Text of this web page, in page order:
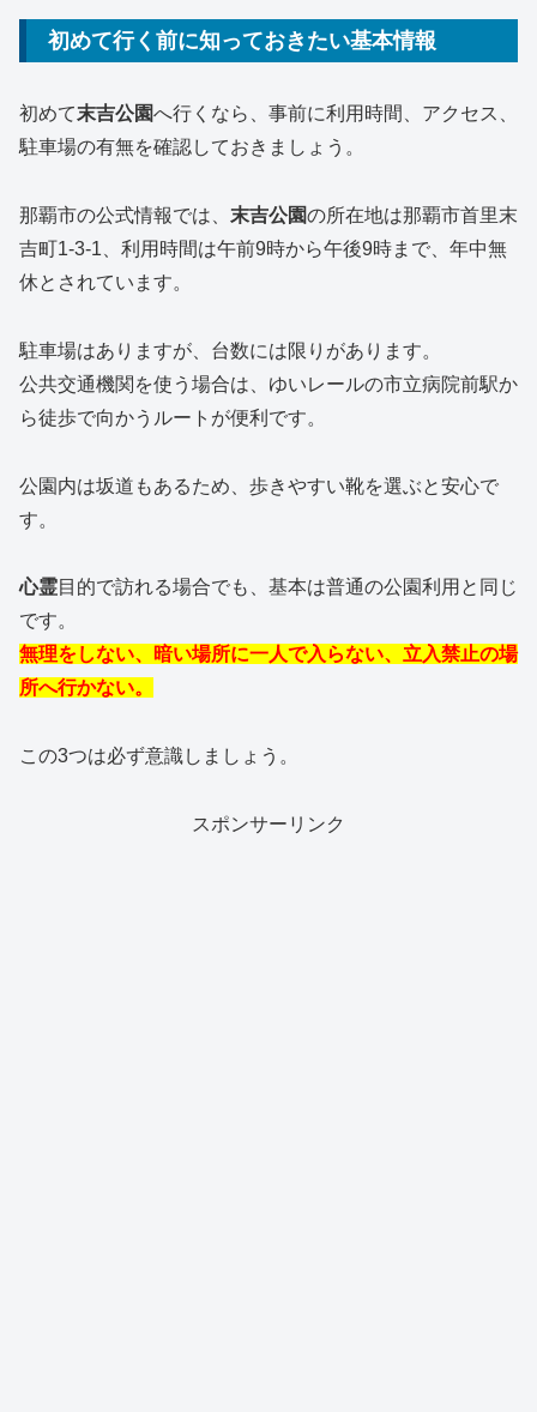
初めて行く前に知っておきたい基本情報
初めて末吉公園へ行くなら、事前に利用時間、アクセス、
駐車場の有無を確認しておきましょう。
那覇市の公式情報では、 末吉公園の所在地は那覇市首里末
吉町1-3-1、利用時間は午前9時から午後9時まで、年中無
休とされています。
駐車場はありますが、台数には限りがあります。
公共交通機関を使う場合は、ゆいレールの市立病院前駅か
ら徒歩で向かうルートが便利です。
公園内は坂道もあるため、歩きやすい靴を選ぶと安心で
す。
心霊目的で訪れる場合でも、基本は普通の公園利用と同じ
です。
無理をしない、暗い場所に一人で入らない、立入禁止の場
所へ行かない。
この3つは必ず意識しましょう。
スポンサーリンク